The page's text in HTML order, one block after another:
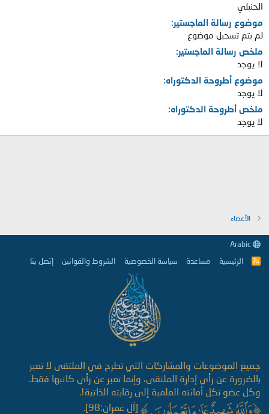
الحنبلي
موضوع رسالة الماجستير
لم يتم تسجيل موضوع
ملخص رسالة الماجستير
لا يوجد
موضوع أطروحة الدكتوراه
لا يوجد
ملخص أطروحة الدكتوراه
لا يوجد
الأعضاء
R
الرئيسية مساعدة سياسة الخصوصية الشروط والقوانين إتصل بنا
جميع الموضوعات والمشاركات التي تطرح في الملتقى لا تعبر
بالضرورة عن رأي إدارة الملتقى، وإنما تعبر عن رأي كاتبها فقط.
وكل عضو نكل أمانته العلمية إلى رقابته الذاتية!.
[آل عمران:98].